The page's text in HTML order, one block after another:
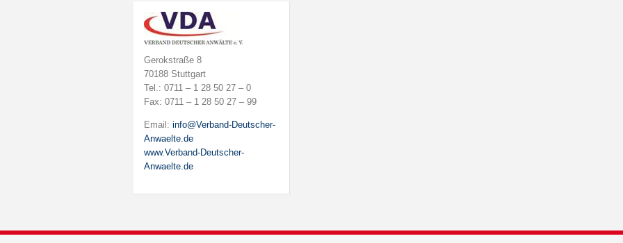
Gerokstraße 8
70188 Stuttgart
Tel.: 0711 – 1 28 50 27 – 0
Fax: 0711 – 1 28 50 27 – 99
Email: info@Verband-Deutscher-
Anwaelte.de
www.Verband-Deutscher-
Anwaelte.de